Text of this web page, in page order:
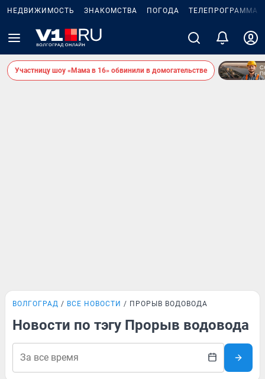
НЕДВИЖИМОСТЬ ЗНАКОМСТВА ПОГОДА ТЕЛЕПРОГРАММА
Участницу шоу «Мама в 16» обвинили в домогательстве
ВОЛГОГРАД ВСЕ НОВОСТИ ПРОРЫВ ВОДОВОДА
Новости по тэгу Прорыв водовода